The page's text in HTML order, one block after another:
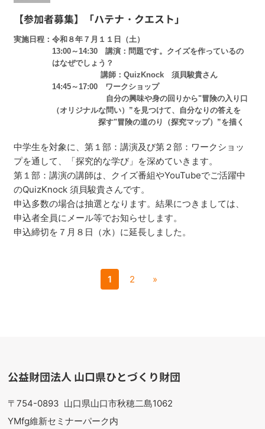
【参加者募集】「ハテナ・クエスト」
実施日程
令和８年７月１１日（土）
13:00～14:30 講演：問題です。クイズを作っているの
はなぜでしょう？
講師：QuizKnock 須貝駿貴さん
14:45～17:00 ワークショップ
自分の興味や身の回りから"冒険の入り口
（オリジナルな問い）”を見つけて、自分なりの答えを
探す"冒険の道のり（探究マップ）”を描く
中学生を対象に、第１部：講演及び第２部：ワークショッ
プを通して、「探究的な学び」を深めていきます。
第１部：講演の講師は、クイズ番組やYouTubeでご活躍中
のQuizKnock 須貝駿貴さんです。
申込多数の場合は抽選となります。結果につきましては、
申込者全員にメール等でお知らせします。
申込締切を７月８日（水）に延長しました。
1 2 »
公益財団法人 山口県ひとづくり財団
〒754-0893 山口県山口市秋穂二島1062
YMfg維新セミナーパーク内